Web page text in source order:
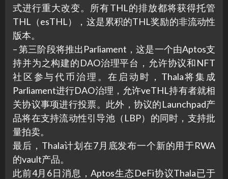
式进行重大改变。所有THL的排放都将获得托管
THL（esTHL），这是累积的THL奖励的非流动性
版本。
– 第三阶段将推出Parliament，这是一个由Aptos支
持并为之构建的DAO治理平台，允许协议和NFT
社区参与代币治理。在启动时，Thala将集成
Parliament进行DAO治理，允许veTHL持有者就相
关协议事项进行投票。此外，协议的Launchpad产
品将在支持流动性引导池（LBP）的同时，支持批
量拍卖。
最后，Thala计划在7月底发布一个新的用于RWA
的vault产品。
此前4月6日消息，Aptos生态DeFi协议Thala已于